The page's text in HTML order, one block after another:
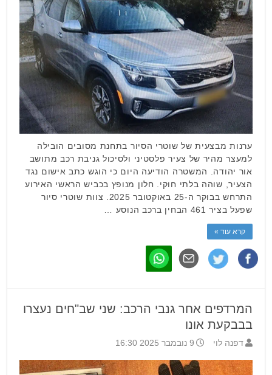
ערנות מבצעית של שוטרי הסיור בתחנת מסובים הובילה
למעצר מהיר של צעיר פלסטיני ולסיכול גניבת רכב מתושב
אור יהודה. המשטרה הודיעה היום כי הוגש כתב אישום נגד
הצעיר, שוהה בלתי חוקי. חלון מנופץ בכביש הראשי האירוע
התרחש בבוקר ה-25 באוקטובר 2025. צוות שוטרי סיור
שפעל בציר 461 הבחין ברכב הנוסע …
קרא עוד »
המרדפים אחר גנבי הרכב: שני שב"חים נעצרו
בבבקעת אונו
דפנה לוי 9 נובמבר 2025 16:30